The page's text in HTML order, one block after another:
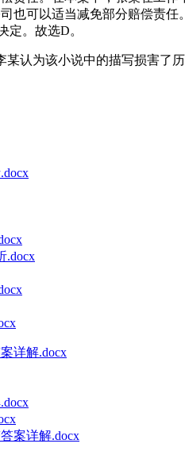
可以适当减免部分赔偿责
定。故选D。
认为该小说中的描写损害了
.docx
详解.docx
案详解.docx